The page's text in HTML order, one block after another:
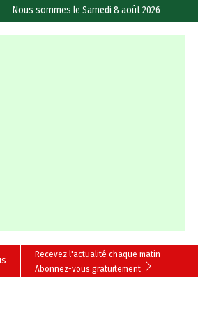
Nous sommes leSamedi 8 août 2026
Recevez l'actualité chaque matin
Abonnez-vous gratuitement